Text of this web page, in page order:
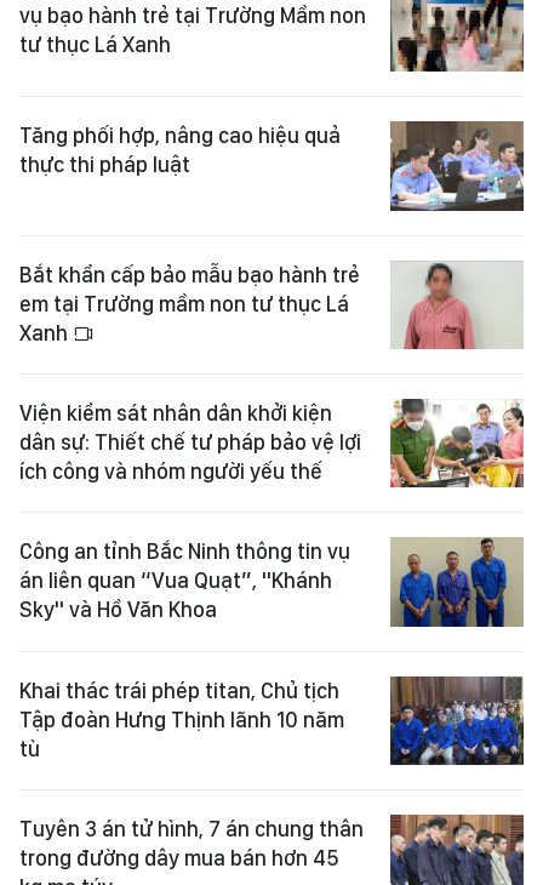
vụ bạo hành trẻ tại Trường Mầm non
tư thục Lá Xanh
Tăng phối hợp, nâng cao hiệu quả
thực thi pháp luật
Bắt khẩn cấp bảo mẫu bạo hành trẻ
em tại Trường mầm non tư thục Lá
Xanh
Viện kiểm sát nhân dân khởi kiện
dân sự: Thiết chế tư pháp bảo vệ lợi
ích công và nhóm người yếu thế
Công an tỉnh Bắc Ninh thông tin vụ
án liên quan “Vua Quạt”, "Khánh
Sky" và Hồ Văn Khoa
Khai thác trái phép titan, Chủ tịch
Tập đoàn Hưng Thịnh lãnh 10 năm
tù
Tuyên 3 án tử hình, 7 án chung thân
trong đường dây mua bán hơn 45